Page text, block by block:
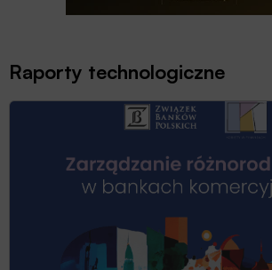
Raporty technologiczne